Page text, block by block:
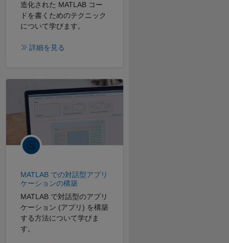
造化された MATLAB コー
ドを書くためのテクニック
について学びます。
詳細を見る
MATLAB での対話型アプリ
ケーションの構築
MATLAB で対話型のアプリ
ケーション (アプリ) を構築
する方法について学びま
す。